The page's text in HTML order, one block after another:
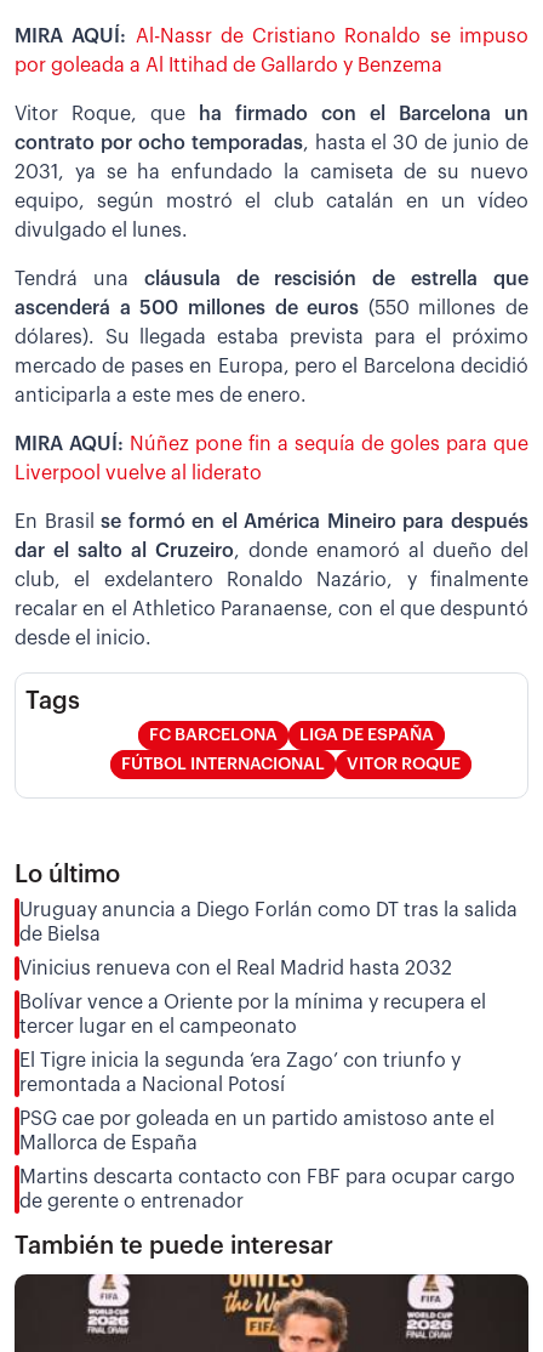
MIRA AQUÍ: Al-Nassr de Cristiano Ronaldo se impuso
por goleada a Al Ittihad de Gallardo y Benzema
Vitor Roque, que
ha firmado con el Barcelona un
contrato por ocho temporadas, hasta el 30 de junio de
2031, ya se ha enfundado la camiseta de su nuevo
equipo, según mostró el club catalán en un vídeo
divulgado el lunes.
Tendrá una cláusula de rescisión de estrella que
ascenderá a 500 millones de euros (550 millones de
dólares). Su llegada estaba prevista para el próximo
mercado de pases en Europa, pero el Barcelona decidió
anticiparla a este mes de enero.
MIRA AQUÍ: Núñez pone fin a sequía de goles para que
Liverpool vuelve al liderato
En Brasilse formó en el América Mineiro para después
dar el salto al Cruzeiro, donde enamoró al dueño del
club, el exdelantero Ronaldo Nazário, y finalmente
recalar en el Athletico Paranaense, con el que despuntó
desde el inicio.
Tags
FC BARCELONA
LIGA DE ESPAÑA
FÚTBOL INTERNACIONAL
VITOR ROQUE
Lo último
Uruguay anuncia a Diego Forlán como DT tras la salida
de Bielsa
Vinicius renueva con el Real Madrid hasta 2032
Bolívar vence a Oriente por la mínima y recupera el
tercer lugar en el campeonato
El Tigre inicia la segunda ‘era Zago’ con triunfo y
remontada a Nacional Potosí
PSG cae por goleada en un partido amistoso ante el
Mallorca de España
Martins descarta contacto con FBF para ocupar cargo
de gerente o entrenador
También te puede interesar